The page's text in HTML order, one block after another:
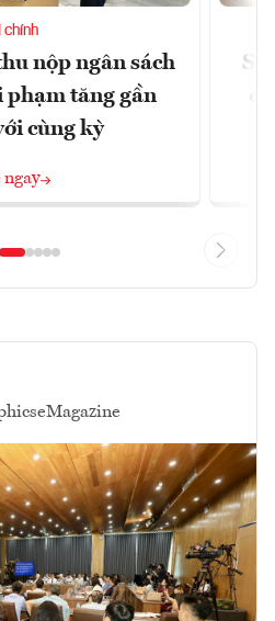
chính
nộp ngân sách
phạm tăng gần
cùng kỳ
eMagazine